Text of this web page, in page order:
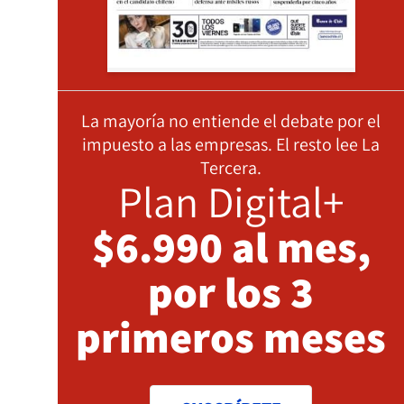
La mayoría no entiende el debate por el
impuesto a las empresas. El resto lee La
Tercera.
Plan Digital+
$6.990 al mes,
por los 3
primeros meses